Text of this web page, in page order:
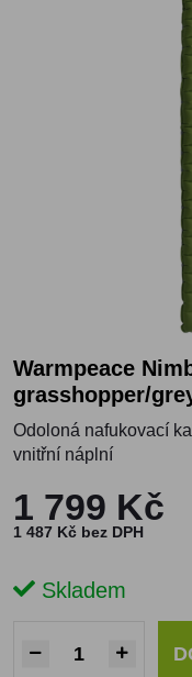
Warmpeace Nimbus Lite Short
grasshopper/
Odoloná nafukovací
vnitřní náplní
1 799 Kč
1 487 Kč bez DPH
Skladem